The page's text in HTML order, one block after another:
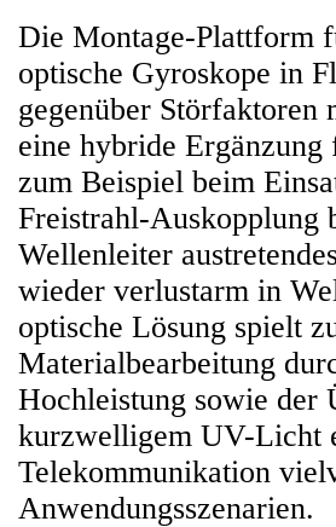
Die Montage-Plattform
optische Gyroskope in
gegenüber Störfaktoren
eine hybride
zum Beispiel beim
Freistrahl-Auskopplung
Wellenleiter
wieder verlustarm in
optische Lösung spielt
Materialbearbeitung
Hochleistung sowie der
kurzwelligem UV-Licht
Telekommunikation
Anwendungsszenarien.